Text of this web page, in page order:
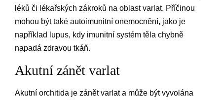
léků či lékařských zákroků na oblast varlat. Příčinou
mohou být také autoimunitní onemocnění, jako je
například lupus, kdy imunitní systém těla chybně
napadá zdravou tkáň.
Akutní zánět varlat
Akutní orchitida je zánět varlat a může být vyvolána